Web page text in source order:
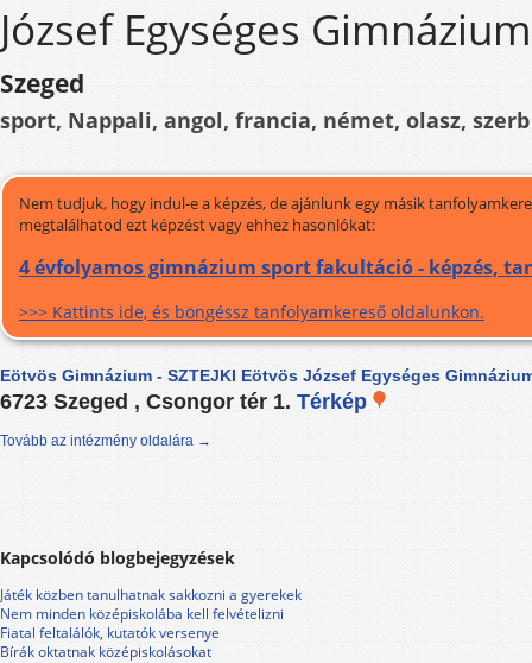
József Egységes Gimnázium
Szeged
sport, Nappali, angol, francia, német, olasz, szerb
Nem tudjuk, hogy indul-e a képzés, de ajánlunk egy másik
megtalálhatod ezt képzést vagy ehhez hasonlókat:
4 évfolyamos gimnázium sport fakultáció - képzés,
>>> Kattints ide, és böngéssz tanfolyamkereső oldalunkon.
Eötvös Gimnázium - SZTEJKI Eötvös József Egységes
6723 Szeged , Csongor tér 1. Térkép
Tovább az intézmény oldalára →
Kapcsolódó blogbejegyzések
Játék közben tanulhatnak sakkozni a gyerekek
Nem minden középiskolába kell felvételizni
Fiatal feltalálók, kutatók versenye
Bírák oktatnak középiskolásokat